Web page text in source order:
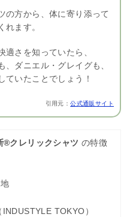
の方から、体に寄り添って
れます。
適さを知っていたら、
、ダニエル・グレイグも、
ていたことでしょう！
引用元：公式通販サイト
クレリックシャツ の特徴
TOKYO）